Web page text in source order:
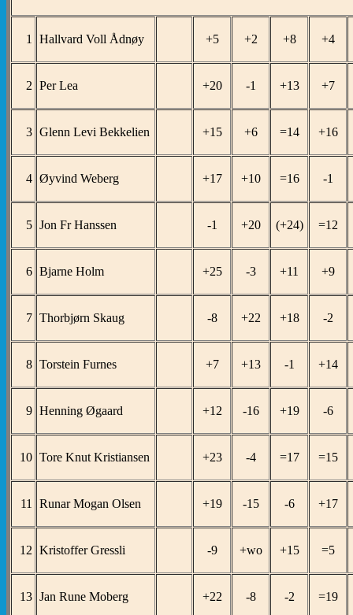
1 Hallvard Voll Ådnøy +5 +2 +8 +4
2 Per Lea +20 -1 +13 +7
3 Glenn Levi Bekkelien +15 +6 =14 +16
4 Øyvind Weberg +17 +10 =16 -1
5 Jon Fr Hanssen -1 +20 (+24) =12
6 Bjarne Holm +25 -3 +11 +9
7 Thorbjørn Skaug -8 +22 +18 -2
8 Torstein Furnes +7 +13 -1 +14
9 Henning Øgaard +12 -16 +19 -6
10 Tore Knut Kristiansen +23 -4 =17 =15
11 Runar Mogan Olsen +19 -15 -6 +17
12 Kristoffer Gressli -9 +wo +15 =5
13 Jan Rune Moberg +22 -8 -2 =19